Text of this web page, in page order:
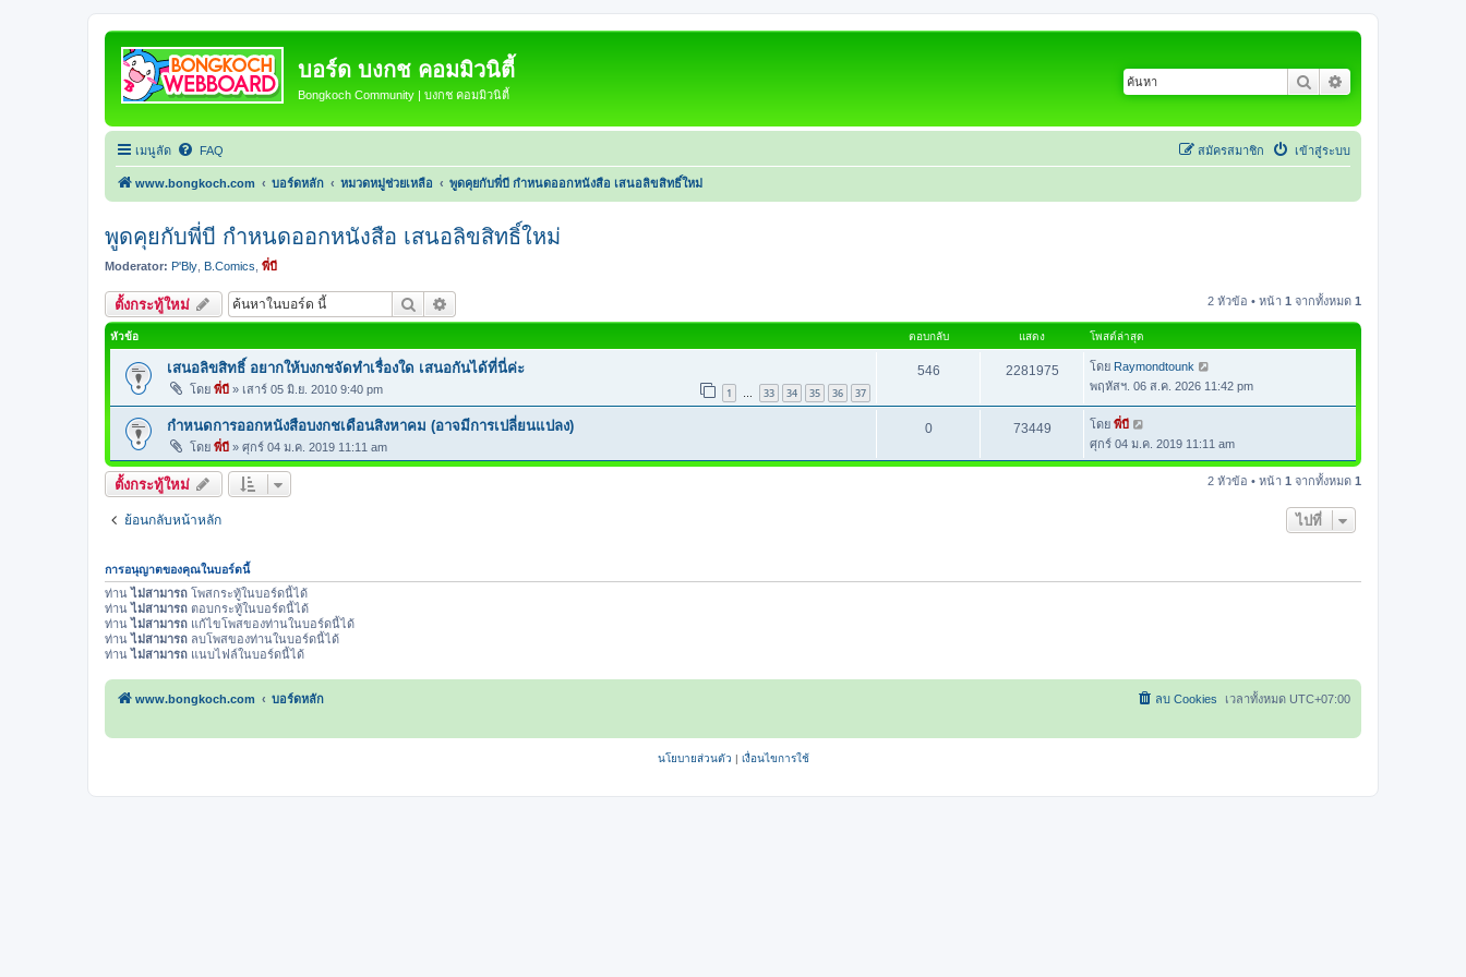
บอร์ด บงกช คอมมิวนิตี้
Bongkoch Community | บงกช คอมมิวนิตี้
ค้นหา
เมนูลัด FAQ เข้าสู่ระบบ
สมัครสมาชิก
www.bongkoch.com บอร์ดหลัก หมวดหมู่ช่วยเหลือ พูดคุยกับพี่บี กำหนดออกหนังสือ เสนอลิขสิทธิ์ใหม่
พูดคุยกับพี่บี กำหนดออกหนังสือ เสนอลิขสิทธิ์ใหม่
Moderator: P'Bly B.Comics พี่บี
ตั้งกระทู้ใหม่ ค้นหา 2 หัวข้อ • หน้า 1 จากทั้งหมด 1
หัวข้อ ตอบกลับ แสดง โพสต์ล่าสุด
เสนอลิขสิทธิ์ อยากให้บงกชจัดทำเรื่องใด เสนอกันได้ที่นี่ค่ะ
โดย พี่บี » เสาร์ 05 มิ.ย. 2010 9:40 pm 1 … 33 34 35 36 37
546 2281975 โดย Raymondtounk
พฤหัสฯ. 06 ส.ค. 2026 11:42 pm
กำหนดการออกหนังสือบงกชเดือนสิงหาคม (อาจมีการเปลี่ยนแปลง)
โดย พี่บี » ศุกร์ 04 ม.ค. 2019 11:11 am
0 73449 โดย พี่บี
ศุกร์ 04 ม.ค. 2019 11:11 am
ตั้งกระทู้ใหม่ 2 หัวข้อ • หน้า 1 จากทั้งหมด 1
ย้อนกลับหน้าหลัก ไปที่
การอนุญาตของคุณในบอร์ดนี้
ท่านไม่สามารถ โพสกระทู้ในบอร์ดนี้ได้
ท่านไม่สามารถ ตอบกระทู้ในบอร์ดนี้ได้
ท่านไม่สามารถ แก้ไขโพสของท่านในบอร์ดนี้ได้
ท่านไม่สามารถ ลบโพสของท่านในบอร์ดนี้ได้
ท่านไม่สามารถ แนบไฟล์ในบอร์ดนี้ได้
www.bongkoch.com บอร์ดหลัก เวลาทั้งหมด UTC+07:00
ลบ Cookies
นโยบายส่วนตัว | เงื่อนไขการใช้